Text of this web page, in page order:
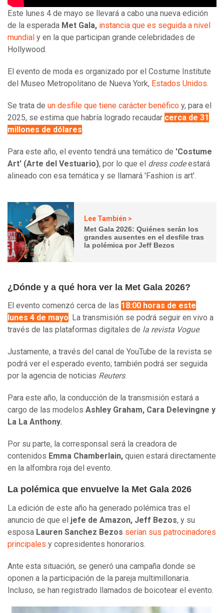
Este lunes 4 de mayo se llevará a cabo una nueva edición
de la esperada Met Gala, instancia que es seguida a nivel
mundial y en la que participan grande celebridades de
Hollywood.
El evento de moda es organizado por el Costume Institute
del Museo Metropolitano de Nueva York, Estados Unidos
Se trata de un desfile que tiene carácter benéfico y, para el
2025, se estima que habría logrado recaudar cerca de 31
millones de dólares
Para este año, el evento tendrá una temático de 'Costume
Art' (Arte del Vestuario), por lo que el dress codeestará
alineado con esa temática y se llamará 'Fashion is art'.
Lee También >
Met Gala 2026: Quiénes serán los
grandes ausentes en el desfile tras
la polémica por Jeff Bezos
¿Dónde y a qué hora ver la Met Gala 2026?
El evento comenzó cerca de las 18:00 horas de este
lunes 4 de mayo. La transmisión se podrá seguir en vivo a
través de las plataformas digitales de la revista Vogue.
Justamente, a través del canal de YouTube de la revista se
podrá ver el esperado evento; también podrá ser seguida
por la agencia de noticias Reuters.
Para este año, la conducción de la transmisión estará a
cargo de las modelos Ashley Graham, Cara Delevingne y
La La Anthony.
Por su parte, la corresponsal será la creadora de
contenidos Emma Chamberlain, quien estará directamente
en la alfombra roja del evento.
La polémica que envuelve la Met Gala 2026
La edición de este año ha generado polémica tras el
anuncio de que el jefe de Amazon, Jeff Bezos, y su
esposa Lauren Sanchez Bezos serían sus patrocinadores
principales y copresidentes honorarios.
Ante esta situación, se generó una campaña donde se
oponen a la participación de la pareja multimillonaria.
Incluso, se han registrado llamados de boicotear el evento.